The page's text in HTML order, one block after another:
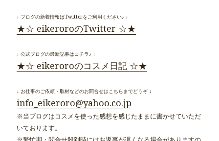
↓ ブログの新着情報はTwitterをご利用ください♪ ↓
★☆ eikeroroのTwitter ☆★
↓ 公式ブログの最新記事はコチラ♪ ↓
★☆ eikeroroのコスメ日記 ☆★
↓ お仕事のご依頼・取材などのお問合せはこちらまでどうぞ ↓
info_eikeroro@yahoo.co.jp
※当ブログはコスメを使った感想を感じたままに書かせていただ
いております。